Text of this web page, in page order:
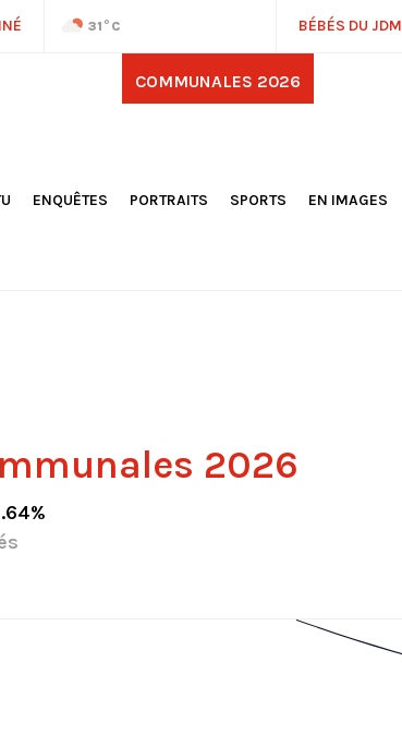
31 °C BÉBÉS DU JDM
COMMUNALES 2026
ENQUÊTES PORTRAITS
SPORTS
EN IMAGES
2026